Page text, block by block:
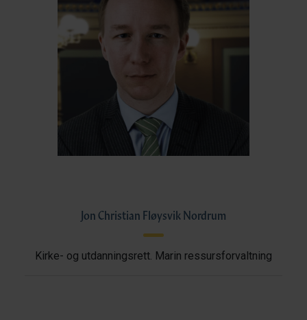
Jon Christian Fløysvik Nordrum
Kirke- og utdanningsrett. Marin ressursforvaltning